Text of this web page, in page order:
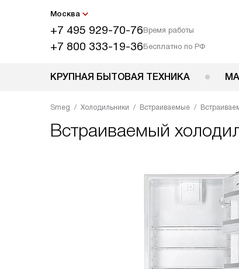
Москва
+7 495 929-70-76Время работы
+7 800 333-19-36Бесплатно по РФ
КРУПНАЯ БЫТОВАЯ ТЕХНИКА
Smeg Холодильники Встраиваемые
Встраиваемый